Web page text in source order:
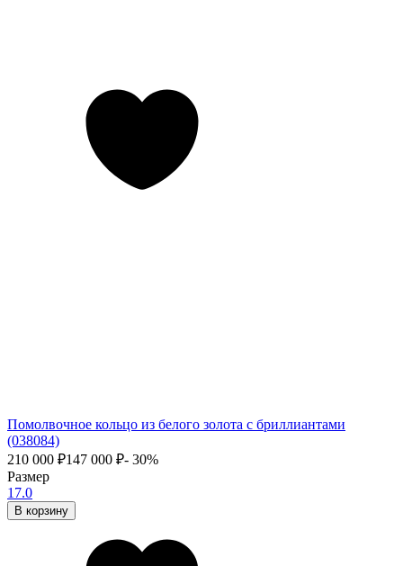
Помолвочное кольцо из белого золота с бриллиантами
(038084)
210 000 ₽147 000 ₽- 30%
Размер
17.0
В корзину